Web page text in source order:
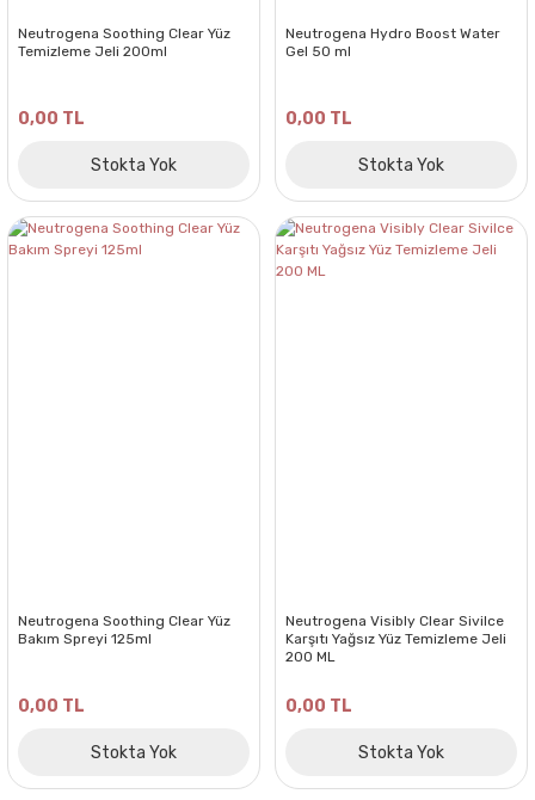
Neutrogena Soothing Clear Yüz
Temizleme Jeli 200ml
0,00 TL
Stokta Yok
Neutrogena Hydro Boost Water
Gel 50 ml
0,00 TL
Stokta Yok
Neutrogena Soothing Clear Yüz
Bakım Spreyi 125ml
0,00 TL
Stokta Yok
Neutrogena Visibly Clear Sivilce
Karşıtı Yağsız Yüz Temizleme Jeli
200 ML
0,00 TL
Stokta Yok